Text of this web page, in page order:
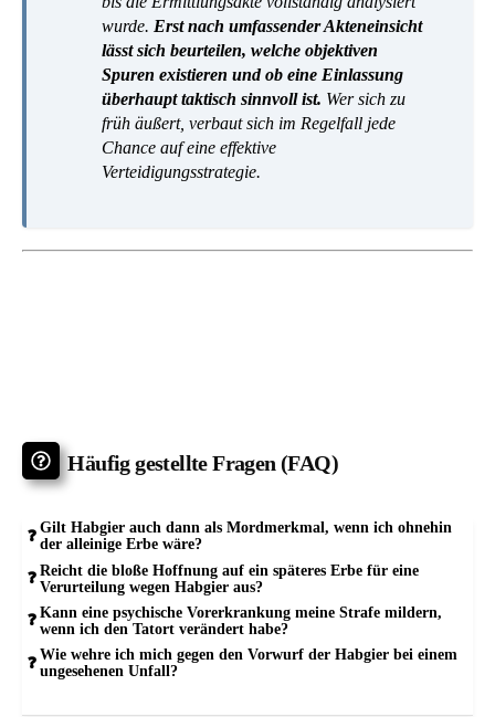
wurde. Erst nach umfassender Akteneinsicht
lässt sich beurteilen, welche objektiven
Spuren existieren und ob eine Einlassung
überhaupt taktisch sinnvoll ist. Wer sich zu
früh äußert, verbaut sich im Regelfall jede
Chance auf eine effektive
Verteidigungsstrategie.
Häufig gestellte Fragen (FAQ)
Gilt Habgier auch dann als Mordmerkmal, wenn ich ohnehin
der alleinige Erbe wäre?
Reicht die bloße Hoffnung auf ein späteres Erbe für eine
Verurteilung wegen Habgier aus?
Kann eine psychische Vorerkrankung meine Strafe mildern,
wenn ich den Tatort verändert habe?
Wie wehre ich mich gegen den Vorwurf der Habgier bei einem
ungesehenen Unfall?